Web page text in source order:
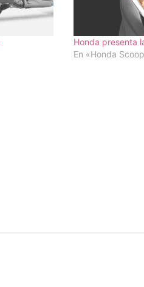
Honda presenta
En «Honda